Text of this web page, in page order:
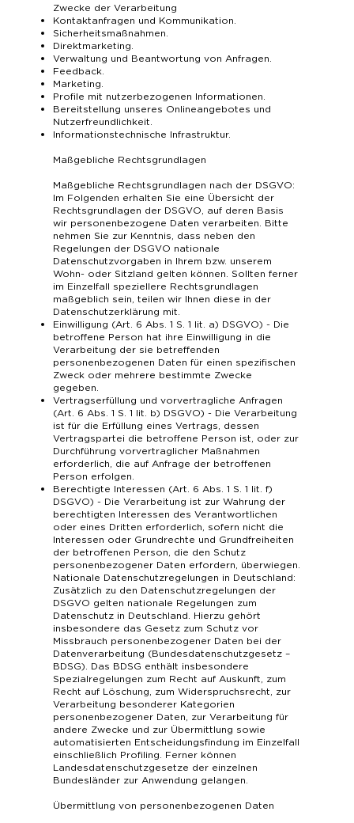
Zwecke der Verarbeitung
Kontaktanfragen und Kommunikation.
Sicherheitsmaßnahmen.
Direktmarketing.
Verwaltung und Beantwortung von Anfragen.
Feedback.
Marketing.
Profile mit nutzerbezogenen Informationen.
Bereitstellung unseres Onlineangebotes und
Nutzerfreundlichkeit.
Informationstechnische Infrastruktur.
Maßgebliche Rechtsgrundlagen
Maßgebliche Rechtsgrundlagen nach der DSGVO:
Im Folgenden erhalten Sie eine Übersicht der
Rechtsgrundlagen der DSGVO, auf deren Basis
wir personenbezogene Daten verarbeiten. Bitte
nehmen Sie zur Kenntnis, dass neben den
Regelungen der DSGVO nationale
Datenschutzvorgaben in Ihrem bzw. unserem
Wohn- oder Sitzland gelten können. Sollten ferner
im Einzelfall speziellere Rechtsgrundlagen
maßgeblich sein, teilen wir Ihnen diese in der
Datenschutzerklärung mit.
Einwilligung (Art. 6 Abs. 1 S. 1 lit. a) DSGVO) - Die
betroffene Person hat ihre Einwilligung in die
Verarbeitung der sie betreffenden
personenbezogenen Daten für einen spezifischen
Zweck oder mehrere bestimmte Zwecke
gegeben.
Vertragserfüllung und vorvertragliche Anfragen
(Art. 6 Abs. 1 S. 1 lit. b) DSGVO) - Die Verarbeitung
ist für die Erfüllung eines Vertrags, dessen
Vertragspartei die betroffene Person ist, oder zur
Durchführung vorvertraglicher Maßnahmen
erforderlich, die auf Anfrage der betroffenen
Person erfolgen.
Berechtigte Interessen (Art. 6 Abs. 1 S. 1 lit. f)
DSGVO) - Die Verarbeitung ist zur Wahrung der
berechtigten Interessen des Verantwortlichen
oder eines Dritten erforderlich, sofern nicht die
Interessen oder Grundrechte und Grundfreiheiten
der betroffenen Person, die den Schutz
personenbezogener Daten erfordern, überwiegen.
Nationale Datenschutzregelungen in Deutschland:
Zusätzlich zu den Datenschutzregelungen der
DSGVO gelten nationale Regelungen zum
Datenschutz in Deutschland. Hierzu gehört
insbesondere das Gesetz zum Schutz vor
Missbrauch personenbezogener Daten bei der
Datenverarbeitung (Bundesdatenschutzgesetz –
BDSG). Das BDSG enthält insbesondere
Spezialregelungen zum Recht auf Auskunft, zum
Recht auf Löschung, zum Widerspruchsrecht, zur
Verarbeitung besonderer Kategorien
personenbezogener Daten, zur Verarbeitung für
andere Zwecke und zur Übermittlung sowie
automatisierten Entscheidungsfindung im Einzelfall
einschließlich Profiling. Ferner können
Landesdatenschutzgesetze der einzelnen
Bundesländer zur Anwendung gelangen.
Übermittlung von personenbezogenen Daten